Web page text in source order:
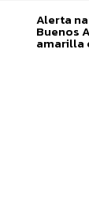
Alerta
Buenos
amarilla